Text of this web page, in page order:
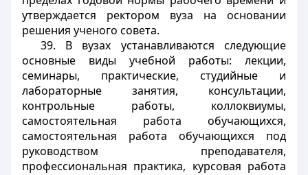
утверждается ректором вуза на основании
решения ученого совета.
39. В вузах устанавливаются следующие
основные виды учебной работы: лекции,
семинары, практические, студийные и
лабораторные занятия, консультации,
контрольные работы, коллоквиумы,
самостоятельная работа обучающихся,
самостоятельная работа обучающихся под
руководством преподавателя,
профессиональная практика, курсовая работа